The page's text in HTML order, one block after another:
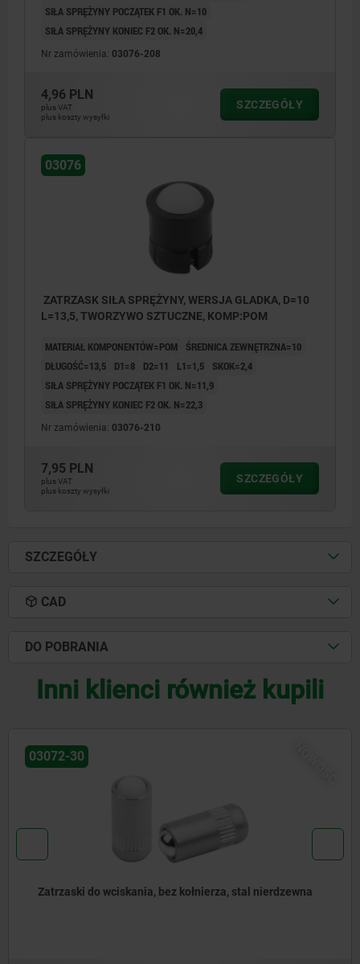
SIŁA SPRĘŻYNY POCZĄTEK F1 OK. N=10
SIŁA SPRĘŻYNY KONIEC F2 OK. N=20,4
Nr zamówienia: 03076-208
4,96 PLN
plus VAT
plus koszty wysyłki
SZCZEGÓŁY
03076
ZATRZASK SIŁA SPRĘŻYNY, WERSJA GLADKA, D=10
L=13,5, TWORZYWO SZTUCZNE, KOMP:POM
MATERIAŁ KOMPONENTÓW=POM
ŚREDNICA ZEWNĘTRZNA=10
DŁUGOŚĆ=13,5
D1=8 D2=11 L1=1,5
SKOK=2,4
SIŁA SPRĘŻYNY POCZĄTEK F1 OK. N=11,9
SIŁA SPRĘŻYNY KONIEC F2 OK. N=22,3
Nr zamówienia: 03076-210
7,95 PLN
plus VAT
plus koszty wysyłki
SZCZEGÓŁY
SZCZEGÓŁY
CAD
DO POBRANIA
Inni klienci również kupili
NOWOŚĆ
nierdzewna
Zatrzaski do wciskania, wersja gładka